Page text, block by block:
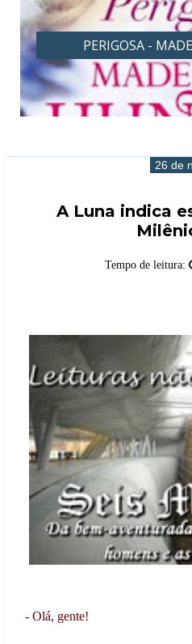
PERIGOSA -
26 de
A Luna indica
Tempo de leitura:
- Olá, gente!